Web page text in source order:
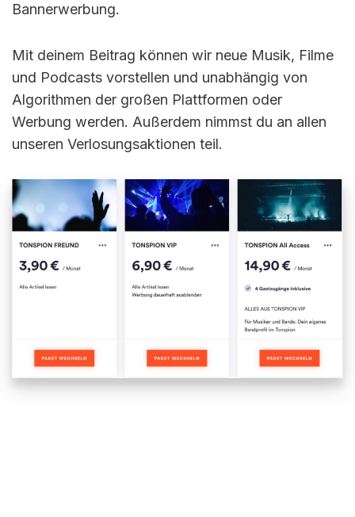
Bannerwerbung.
Mit deinem Beitrag können wir neue Musik, Filme
und Podcasts vorstellen und unabhängig von
Algorithmen der großen Plattformen oder
Werbung werden. Außerdem nimmst du an allen
unseren Verlosungsaktionen teil.